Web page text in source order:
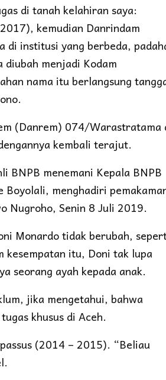
di tanah kelahiran saya:
kemudian Danrindam
institusi yang berbeda,
menjadi Kodam
nama itu berlangsung
(Danrem) 074/Warastratama
kembali terajut.
BNPB menemani Kepala BNPB
menghadiri
Nugroho, Senin 8 Juli 2019.
Monardo tidak berubah,
kesempatan itu, Doni tak lupa
seorang ayah kepada anak.
jika mengetahui, bahwa
khusus di Aceh.
(2014 – 2015). “Beliau